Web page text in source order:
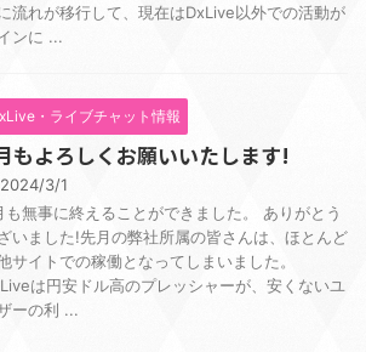
流れが移行して、現在はDxLive以外での活動が
ンに ...
・ライブチャット情報
もよろしくお願いいたします!
2024/3/1
も無事に終えることができました。 ありがとう
いました!先月の弊社所属の皆さんは、ほとんど
サイトでの稼働となってしまいました。
は円安ドル高のプレッシャーが、安くないユ
ーの利 ...